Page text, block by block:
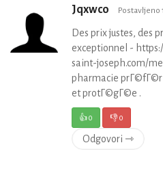
Jqxwco Postavljeno
Des prix justes, des
exceptionnel -
saint-joseph.com/
pharmacie
et protГ©gГ©e .
👍0 👎0
Odgovori ⇾